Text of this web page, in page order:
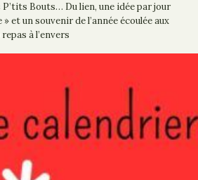
P’tits Bouts… Du lien, une idée par jour
et un souvenir de l’année écoulée aux
à l’envers